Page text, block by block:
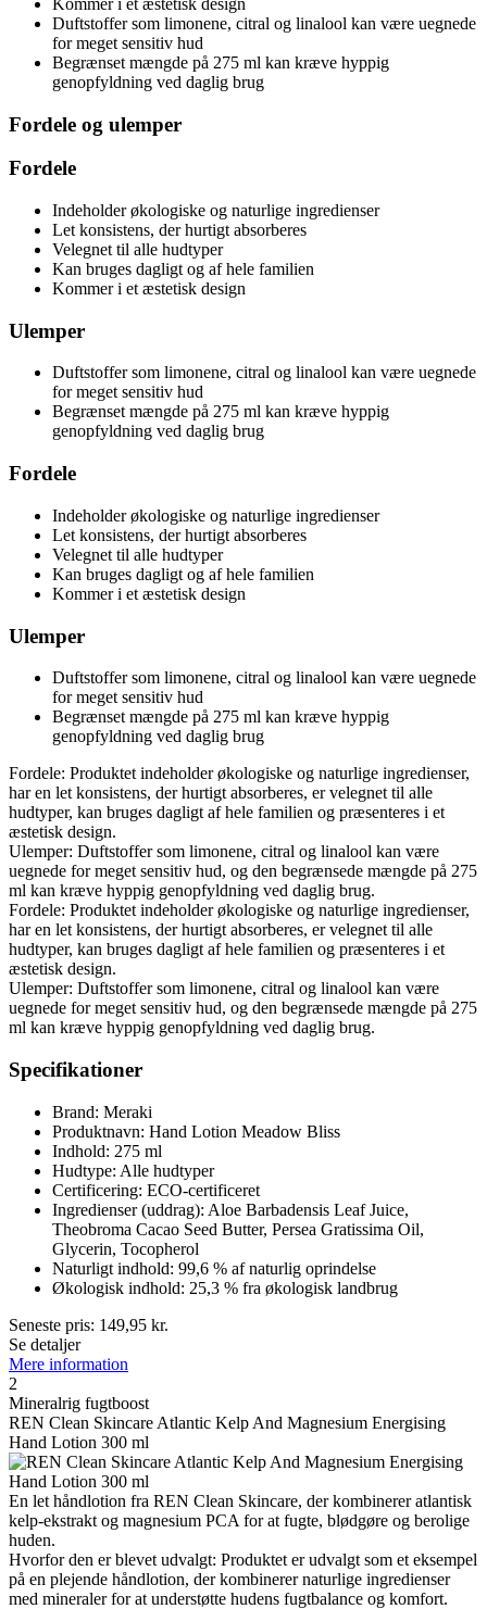
Duftstoffer som limonene, citral og linalool kan være uegnede
for meget sensitiv hud
Begrænset mængde på 275 ml kan kræve hyppig
genopfyldning ved daglig brug
Fordele og ulemper
Fordele
Indeholder økologiske og naturlige ingredienser
Let konsistens, der hurtigt absorberes
Velegnet til alle hudtyper
Kan bruges dagligt og af hele familien
Kommer i et æstetisk design
Ulemper
Duftstoffer som limonene, citral og linalool kan være uegnede
for meget sensitiv hud
Begrænset mængde på 275 ml kan kræve hyppig
genopfyldning ved daglig brug
Fordele
Indeholder økologiske og naturlige ingredienser
Let konsistens, der hurtigt absorberes
Velegnet til alle hudtyper
Kan bruges dagligt og af hele familien
Kommer i et æstetisk design
Ulemper
Duftstoffer som limonene, citral og linalool kan være uegnede
for meget sensitiv hud
Begrænset mængde på 275 ml kan kræve hyppig
genopfyldning ved daglig brug
Fordele: Produktet indeholder økologiske og naturlige ingredienser,
har en let konsistens, der hurtigt absorberes, er velegnet til alle
hudtyper, kan bruges dagligt af hele familien og præsenteres i et
æstetisk design.
Ulemper: Duftstoffer som limonene, citral og linalool kan være
uegnede for meget sensitiv hud, og den begrænsede mængde på 275
ml kan kræve hyppig genopfyldning ved daglig brug.
Fordele: Produktet indeholder økologiske og naturlige ingredienser,
har en let konsistens, der hurtigt absorberes, er velegnet til alle
hudtyper, kan bruges dagligt af hele familien og præsenteres i et
æstetisk design.
Ulemper: Duftstoffer som limonene, citral og linalool kan være
uegnede for meget sensitiv hud, og den begrænsede mængde på 275
ml kan kræve hyppig genopfyldning ved daglig brug.
Specifikationer
Brand: Meraki
Produktnavn: Hand Lotion Meadow Bliss
Indhold: 275 ml
Hudtype: Alle hudtyper
Certificering: ECO-certificeret
Ingredienser (uddrag): Aloe Barbadensis Leaf Juice,
Theobroma Cacao Seed Butter, Persea Gratissima Oil,
Glycerin, Tocopherol
Naturligt indhold: 99,6 % af naturlig oprindelse
Økologisk indhold: 25,3 % fra økologisk landbrug
Seneste pris: 149,95 kr.
Se detaljer
Mere information
2
Mineralrig fugtboost
REN Clean Skincare Atlantic Kelp And Magnesium Energising
Hand Lotion 300 ml
En let håndlotion fra REN Clean Skincare, der kombinerer atlantisk
kelp-ekstrakt og magnesium PCA for at fugte, blødgøre og berolige
huden.
Hvorfor den er blevet udvalgt: Produktet er udvalgt som et eksempel
på en plejende håndlotion, der kombinerer naturlige ingredienser
med mineraler for at understøtte hudens fugtbalance og komfort.